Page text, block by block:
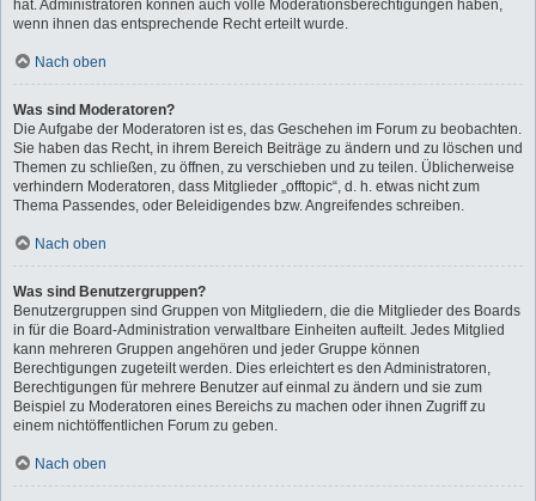
hat. Administratoren können auch volle Moderationsberechtigungen haben,
wenn ihnen das entsprechende Recht erteilt wurde.
Nach oben
Was sind Moderatoren?
Die Aufgabe der Moderatoren ist es, das Geschehen im Forum zu beobachten.
Sie haben das Recht, in ihrem Bereich Beiträge zu ändern und zu löschen und
Themen zu schließen, zu öffnen, zu verschieben und zu teilen. Üblicherweise
verhindern Moderatoren, dass Mitglieder „offtopic“, d. h. etwas nicht zum
Thema Passendes, oder Beleidigendes bzw. Angreifendes schreiben.
Nach oben
Was sind Benutzergruppen?
Benutzergruppen sind Gruppen von Mitgliedern, die die Mitglieder des Boards
in für die Board-Administration verwaltbare Einheiten aufteilt. Jedes Mitglied
kann mehreren Gruppen angehören und jeder Gruppe können
Berechtigungen zugeteilt werden. Dies erleichtert es den Administratoren,
Berechtigungen für mehrere Benutzer auf einmal zu ändern und sie zum
Beispiel zu Moderatoren eines Bereichs zu machen oder ihnen Zugriff zu
einem nichtöffentlichen Forum zu geben.
Nach oben